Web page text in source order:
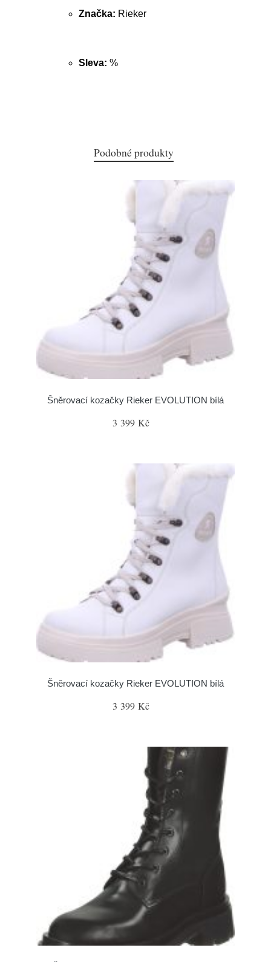
Značka: Rieker
Sleva: %
Podobné produkty
Šněrovací kozačky Rieker EVOLUTION bílá
3 399 Kč
Šněrovací kozačky Rieker EVOLUTION bílá
3 399 Kč